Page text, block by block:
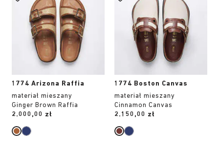
1774 Arizona Raffia
materiał mieszany
Ginger Brown Raffia
Price:
2.000,00 zł
spowoduje
zmianę
zdjęcia
produktu
1774 Boston Canvas
materiał mieszany
Cinnamon Canvas
Price:
2.150,00 zł
spowoduje
zmianę
zdjęcia
produktu